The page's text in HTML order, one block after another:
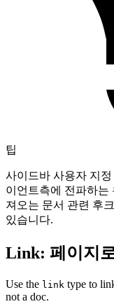
팁
사이드바 사용자 지
이언트측에 전파하는
져오는 문서 관련 후
있습니다.
Link: 페이지
Use the link type to
not a doc.